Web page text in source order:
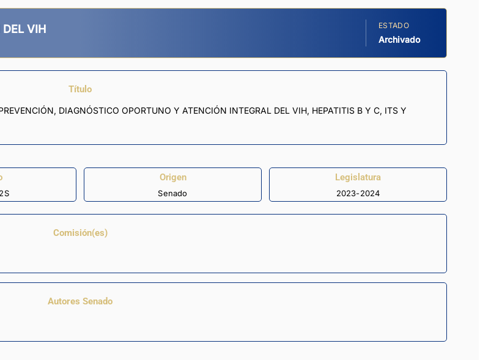
VIH ESTADO
Archivado
Título
DIAGNÓSTICO OPORTUNO Y ATENCIÓN INTEGRAL DEL VIH, HEPATITIS B Y C, ITS Y
Origen
Senado
Legislatura
2023-2024
Comisión(es)
Autores Senado